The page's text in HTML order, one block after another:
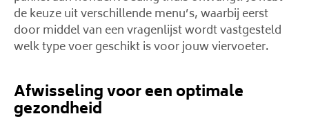
de keuze uit verschillende menu’s, waarbij eerst
door middel van een vragenlijst wordt vastgesteld
welk type voer geschikt is voor jouw viervoeter.
Afwisseling voor een optimale
gezondheid